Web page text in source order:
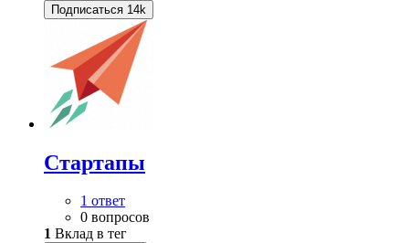
Подписаться 14k
Стартапы
1 ответ
0 вопросов
1 Вклад в тег